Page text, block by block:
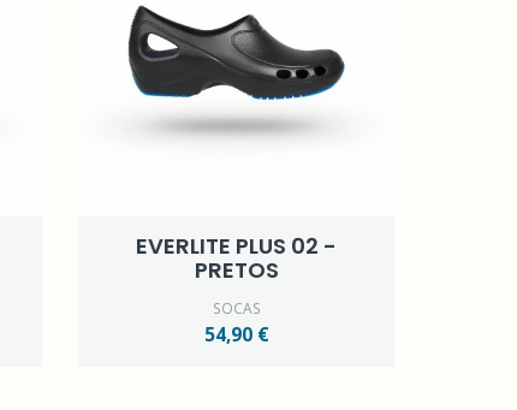
EVERLITE PLUS 02 -
PRETOS
SOCAS
54,90 €